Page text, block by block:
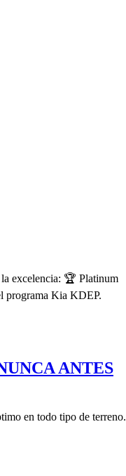
excelencia: 🏆 Platinum
programa Kia KDEP.
ANTES
en todo tipo de terreno.